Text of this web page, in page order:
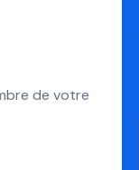
de votre